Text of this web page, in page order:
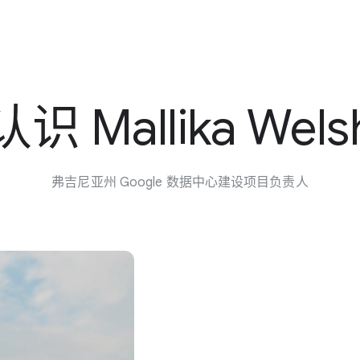
识 Mallika
弗吉尼亚州 Google 数据​中心​建设​项目​负责人